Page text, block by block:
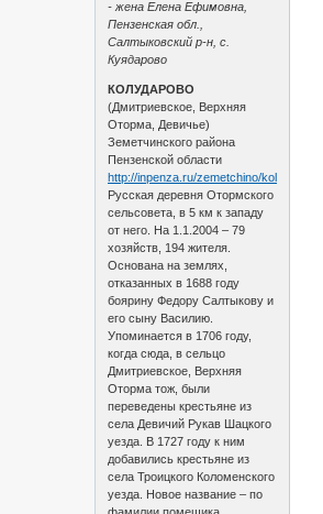
- жена Елена Ефимовна,
Пензенская обл.,
Салтыковский р-н, с.
Куядарово
КОЛУДАРОВО
(Дмитриевское, Верхняя
Оторма, Девичье)
Земетчинского района
Пензенской области
http://inpenza.ru/zemetchino/
Русская деревня Отормского
сельсовета, в 5 км к западу
от него. На 1.1.2004 – 79
хозяйств, 194 жителя.
Основана на землях,
отказанных в 1688 году
боярину Федору Салтыкову и
его сыну Василию.
Упоминается в 1706 году,
когда сюда, в сельцо
Дмитриевское, Верхняя
Оторма тож, были
переведены крестьяне из
села Девичий Рукав Шацкого
уезда. В 1727 году к ним
добавились крестьяне из
села Троицкого Коломенского
уезда. Новое название – по